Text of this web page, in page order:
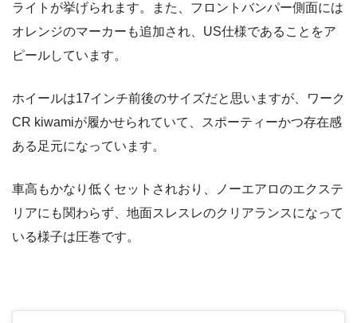
ライトが挙げられます。また、フロントバンパー側面には
オレンジのマーカーも追加され、US仕様であることをア
ピールしています。
ホイールは17インチ前後のサイズだと思いますが、ワーク
CR kiwamiが履かせられていて、スポーティーかつ存在感
ある足元になっています。
車高もかなり低くセットされおり、ノーエアロのエクステ
リアにも関わらず、地面スレスレのクリアランスになって
いる様子は圧巻です。